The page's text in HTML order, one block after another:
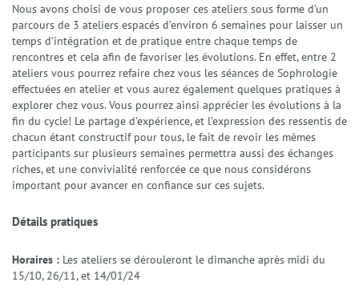
Nous avons choisi de vous proposer ces ateliers sous forme d’un
parcours de 3 ateliers espacés d’environ 6 semaines pour laisser un
temps d’intégration et de pratique entre chaque temps de
rencontres et cela afin de favoriser les évolutions. En effet, entre 2
ateliers vous pourrez refaire chez vous les séances de Sophrologie
effectuées en atelier et vous aurez également quelques pratiques à
explorer chez vous. Vous pourrez ainsi apprécier les évolutions à la
fin du cycle! Le partage d’expérience, et l’expression des ressentis de
chacun étant constructif pour tous, le fait de revoir les mêmes
participants sur plusieurs semaines permettra aussi des échanges
riches, et une convivialité renforcée ce que nous considérons
important pour avancer en confiance sur ces sujets.
Détails pratiques
Horaires : Les ateliers se dérouleront le dimanche après midi du
15/10, 26/11, et 14/01/24